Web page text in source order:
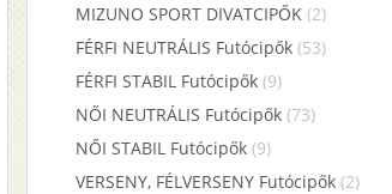
MIZUNO SPORT DIVATCIPŐK (2)
FÉRFI NEUTRÁLIS Futócipők (53)
FÉRFI STABIL Futócipők (9)
NŐI NEUTRÁLIS Futócipők (73)
NŐI STABIL Futócipők (9)
VERSENY, FÉLVERSENY Futócipők (2)